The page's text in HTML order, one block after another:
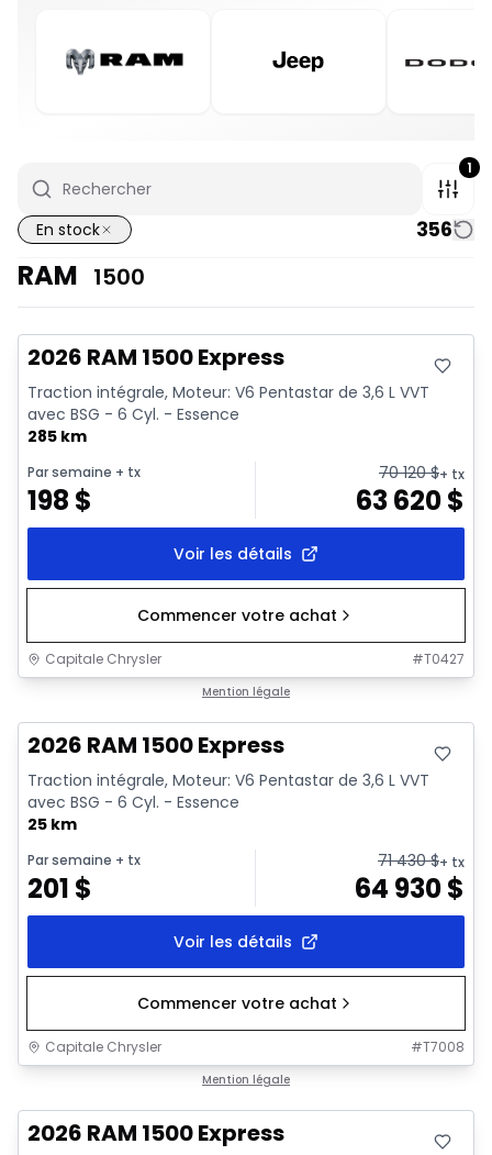
1
En stock 356
RAM 1500
En stock
2026 RAM 1500 Express
Traction intégrale, Moteur: V6 Pentastar de 3,6 L VVT
avec BSG - 6 Cyl. - Essence
285 km
Par semaine + tx
198 $
70 120$+ tx
63 620$
Voir les détails
Commencer votre achat
Capitale Chrysler #T0427
Mention légale
2026 RAM 1500 Express
Traction intégrale, Moteur: V6 Pentastar de 3,6 L VVT
avec BSG - 6 Cyl. - Essence
25 km
Par semaine + tx
201 $
71 430$+ tx
64 930$
Voir les détails
Commencer votre achat
Capitale Chrysler #T7008
Mention légale
2026 RAM 1500 Express